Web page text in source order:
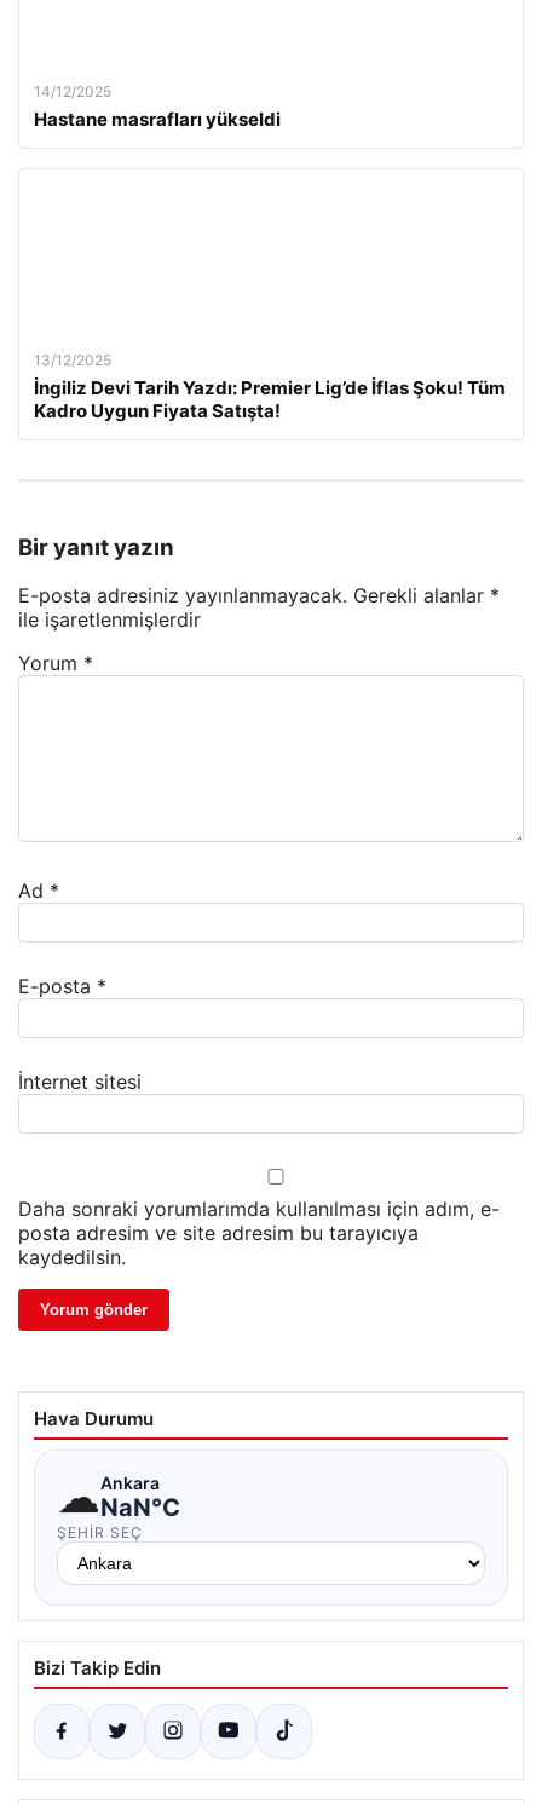
14/12/2025
Hastane masrafları yükseldi
13/12/2025
İngiliz Devi Tarih Yazdı: Premier Lig’de İflas Şoku! Tüm
Kadro Uygun Fiyata Satışta!
Bir yanıt yazın
E-posta adresiniz yayınlanmayacak. Gerekli alanlar *
ile işaretlenmişlerdir
Yorum *
Ad *
E-posta *
İnternet sitesi
Daha sonraki yorumlarımda kullanılması için adım, e-
posta adresim ve site adresim bu tarayıcıya
kaydedilsin.
Hava Durumu
☁Ankara
NaN°C
ŞEHIR SEÇ
Bizi Takip Edin